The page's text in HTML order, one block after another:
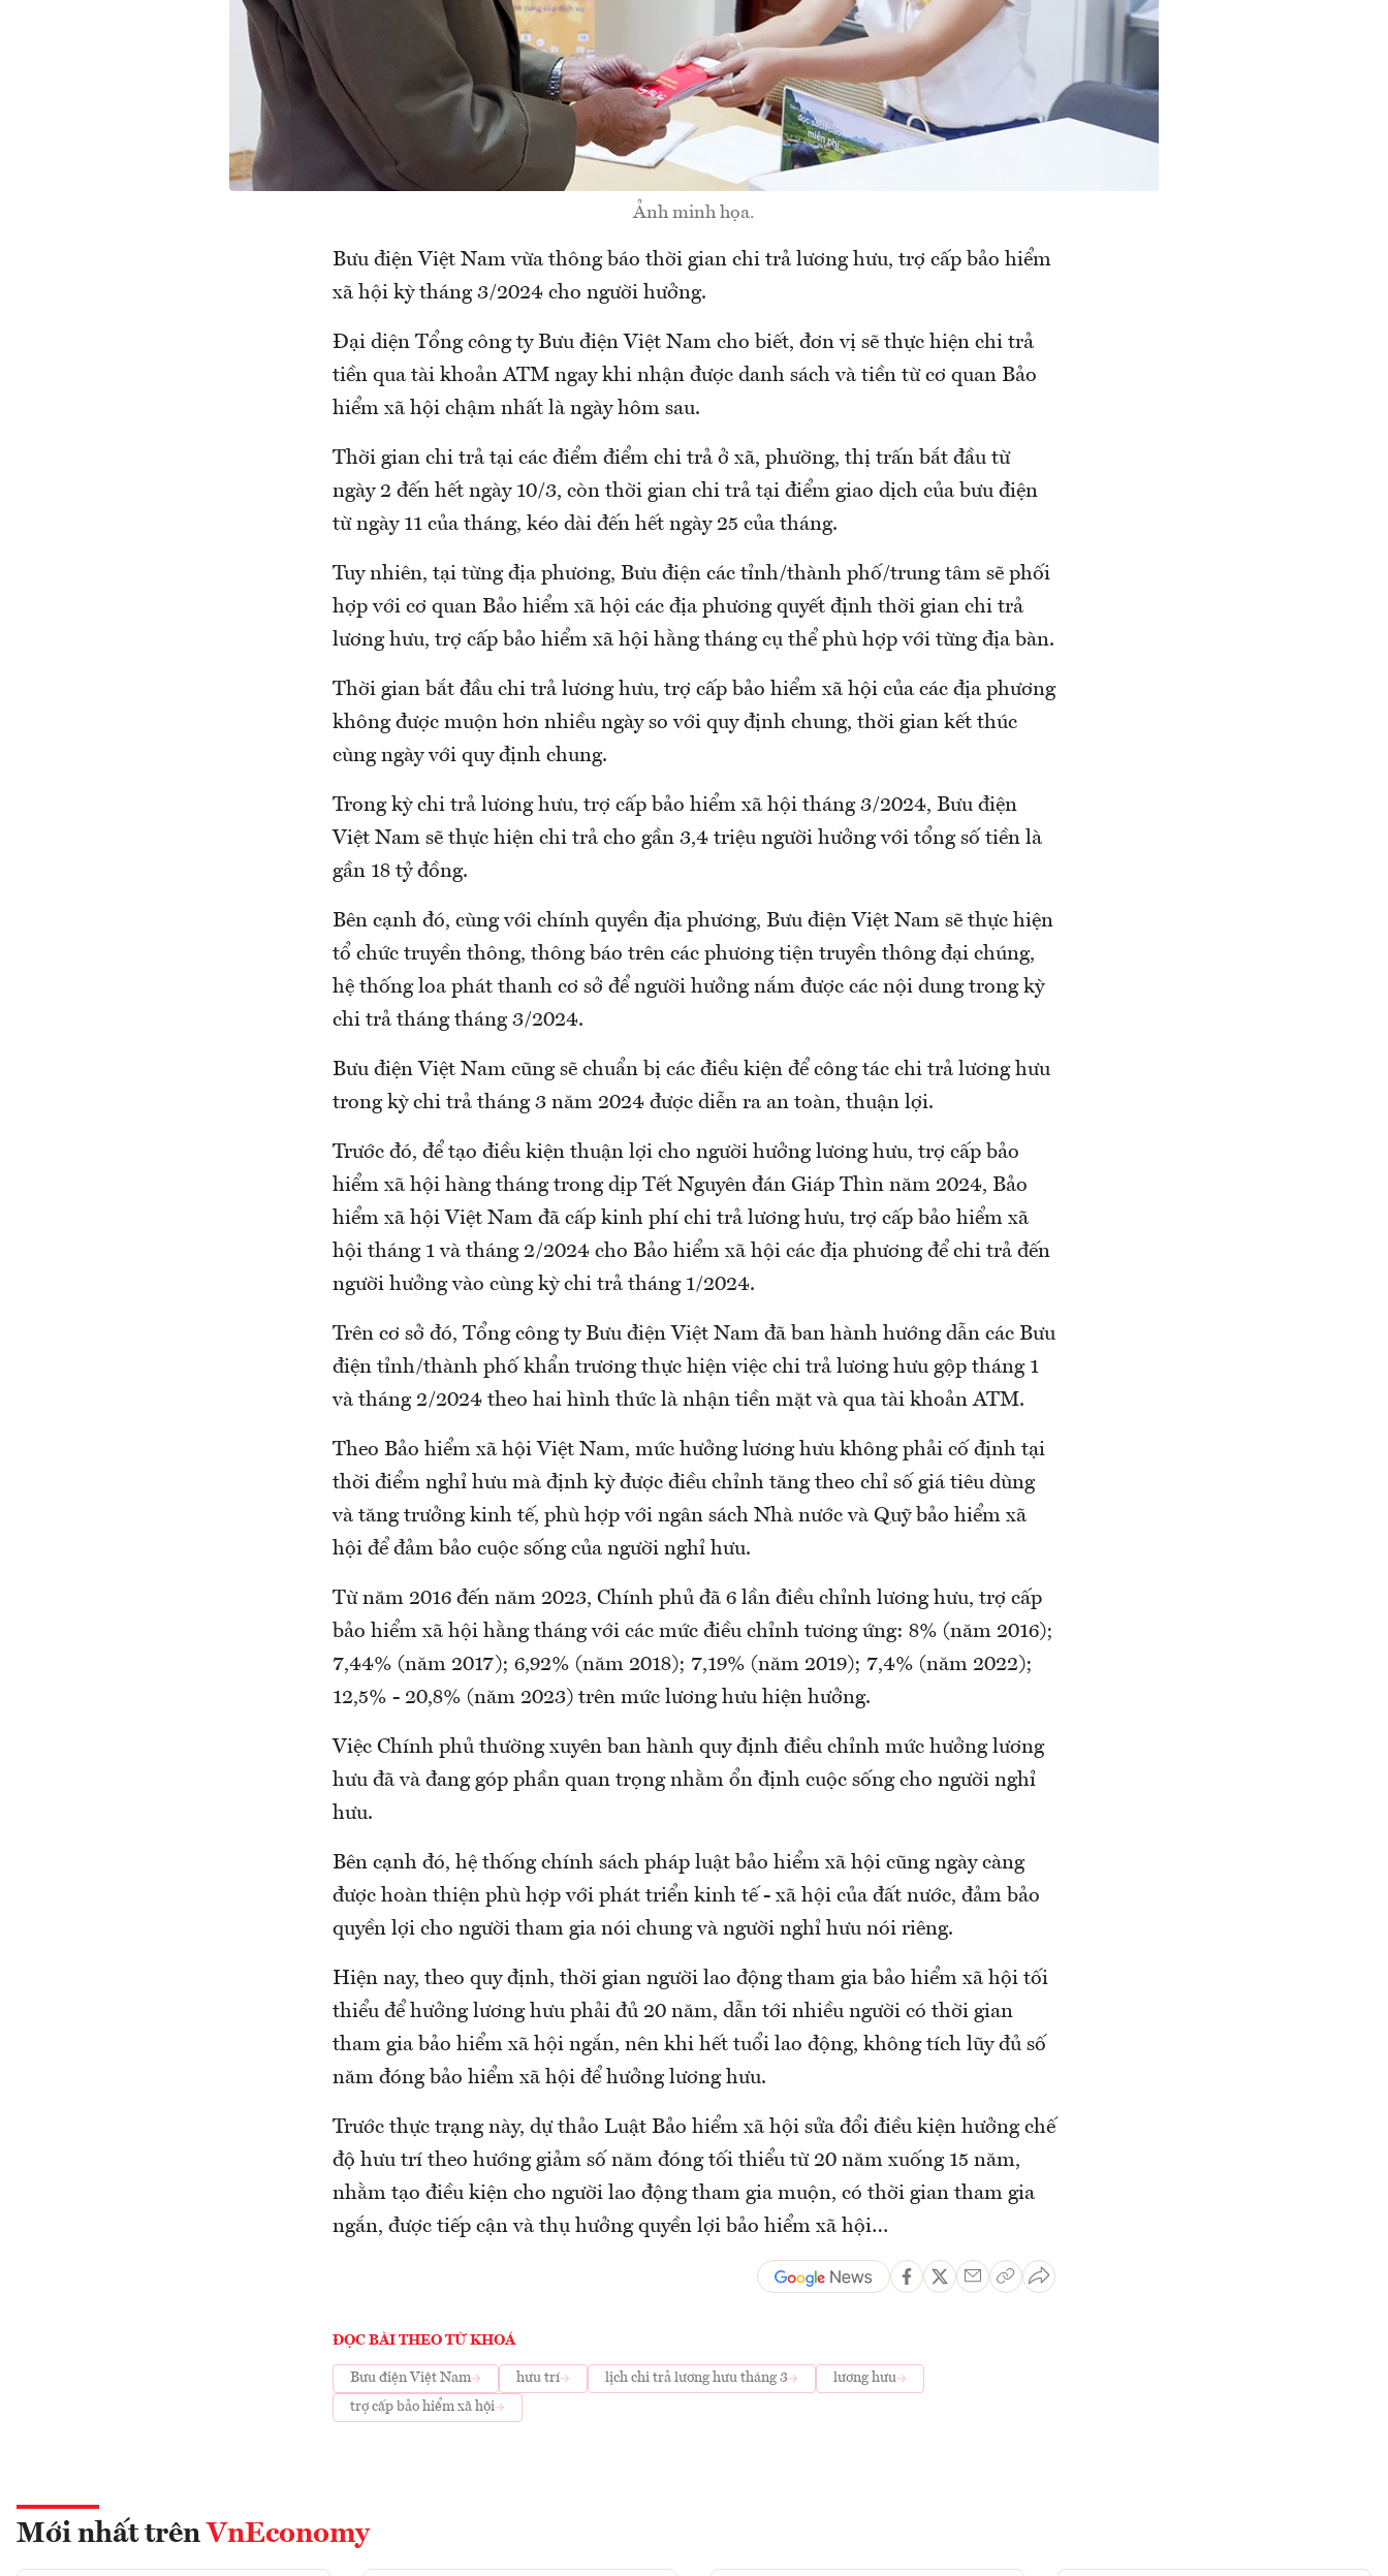
Ảnh minh họa.
Bưu điện Việt Nam vừa thông báo thời gian chi trả lương hưu, trợ cấp bảo hiểm
xã hội kỳ tháng 3/2024 cho người hưởng.
Đại diện Tổng công ty Bưu điện Việt Nam cho biết, đơn vị sẽ thực hiện chi trả
tiền qua tài khoản ATM ngay khi nhận được danh sách và tiền từ cơ quan Bảo
hiểm xã hội chậm nhất là ngày hôm sau.
Thời gian chi trả tại các điểm điểm chi trả ở xã, phường, thị trấn bắt đầu từ
ngày 2 đến hết ngày 10/3, còn thời gian chi trả tại điểm giao dịch của bưu điện
từ ngày 11 của tháng, kéo dài đến hết ngày 25 của tháng.
Tuy nhiên, tại từng địa phương, Bưu điện các tỉnh/thành phố/trung tâm sẽ phối
hợp với cơ quan Bảo hiểm xã hội các địa phương quyết định thời gian chi trả
lương hưu, trợ cấp bảo hiểm xã hội hằng tháng cụ thể phù hợp với từng địa bàn.
Thời gian bắt đầu chi trả lương hưu, trợ cấp bảo hiểm xã hội của các địa phương
không được muộn hơn nhiều ngày so với quy định chung, thời gian kết thúc
cùng ngày với quy định chung.
Trong kỳ chi trả lương hưu, trợ cấp bảo hiểm xã hội tháng 3/2024, Bưu điện
Việt Nam sẽ thực hiện chi trả cho gần 3,4 triệu người hưởng với tổng số tiền là
gần 18 tỷ đồng.
Bên cạnh đó, cùng với chính quyền địa phương, Bưu điện Việt Nam sẽ thực hiện
tổ chức truyền thông, thông báo trên các phương tiện truyền thông đại chúng,
hệ thống loa phát thanh cơ sở để người hưởng nắm được các nội dung trong kỳ
chi trả tháng tháng 3/2024.
Bưu điện Việt Nam cũng sẽ chuẩn bị các điều kiện để công tác chi trả lương hưu
trong kỳ chi trả tháng 3 năm 2024 được diễn ra an toàn, thuận lợi.
Trước đó, để tạo điều kiện thuận lợi cho người hưởng lương hưu, trợ cấp bảo
hiểm xã hội hàng tháng trong dịp Tết Nguyên đán Giáp Thìn năm 2024, Bảo
hiểm xã hội Việt Nam đã cấp kinh phí chi trả lương hưu, trợ cấp bảo hiểm xã
hội tháng 1 và tháng 2/2024 cho Bảo hiểm xã hội các địa phương để chi trả đến
người hưởng vào cùng kỳ chi trả tháng 1/2024.
Trên cơ sở đó, Tổng công ty Bưu điện Việt Nam đã ban hành hướng dẫn các Bưu
điện tỉnh/thành phố khẩn trương thực hiện việc chi trả lương hưu gộp tháng 1
và tháng 2/2024 theo hai hình thức là nhận tiền mặt và qua tài khoản ATM.
Theo Bảo hiểm xã hội Việt Nam, mức hưởng lương hưu không phải cố định tại
thời điểm nghỉ hưu mà định kỳ được điều chỉnh tăng theo chỉ số giá tiêu dùng
và tăng trưởng kinh tế, phù hợp với ngân sách Nhà nước và Quỹ bảo hiểm xã
hội để đảm bảo cuộc sống của người nghỉ hưu.
Từ năm 2016 đến năm 2023, Chính phủ đã 6 lần điều chỉnh lương hưu, trợ cấp
bảo hiểm xã hội hằng tháng với các mức điều chỉnh tương ứng: 8% (năm 2016);
7,44% (năm 2017); 6,92% (năm 2018); 7,19% (năm 2019); 7,4% (năm 2022);
12,5% - 20,8% (năm 2023) trên mức lương hưu hiện hưởng.
Việc Chính phủ thường xuyên ban hành quy định điều chỉnh mức hưởng lương
hưu đã và đang góp phần quan trọng nhằm ổn định cuộc sống cho người nghỉ
hưu.
Bên cạnh đó, hệ thống chính sách pháp luật bảo hiểm xã hội cũng ngày càng
được hoàn thiện phù hợp với phát triển kinh tế - xã hội của đất nước, đảm bảo
quyền lợi cho người tham gia nói chung và người nghỉ hưu nói riêng.
Hiện nay, theo quy định, thời gian người lao động tham gia bảo hiểm xã hội tối
thiểu để hưởng lương hưu phải đủ 20 năm, dẫn tới nhiều người có thời gian
tham gia bảo hiểm xã hội ngắn, nên khi hết tuổi lao động, không tích lũy đủ số
năm đóng bảo hiểm xã hội để hưởng lương hưu.
Trước thực trạng này, dự thảo Luật Bảo hiểm xã hội sửa đổi điều kiện hưởng chế
độ hưu trí theo hướng giảm số năm đóng tối thiểu từ 20 năm xuống 15 năm,
nhằm tạo điều kiện cho người lao động tham gia muộn, có thời gian tham gia
ngắn, được tiếp cận và thụ hưởng quyền lợi bảo hiểm xã hội…
ĐỌC BÀI THEO TỪ KHOÁ
Bưu điện Việt Nam hưu trí lịch chi trả lương hưu tháng 3
lương hưu
trợ cấp bảo hiểm xã hội
Mới nhất trên VnEconomy